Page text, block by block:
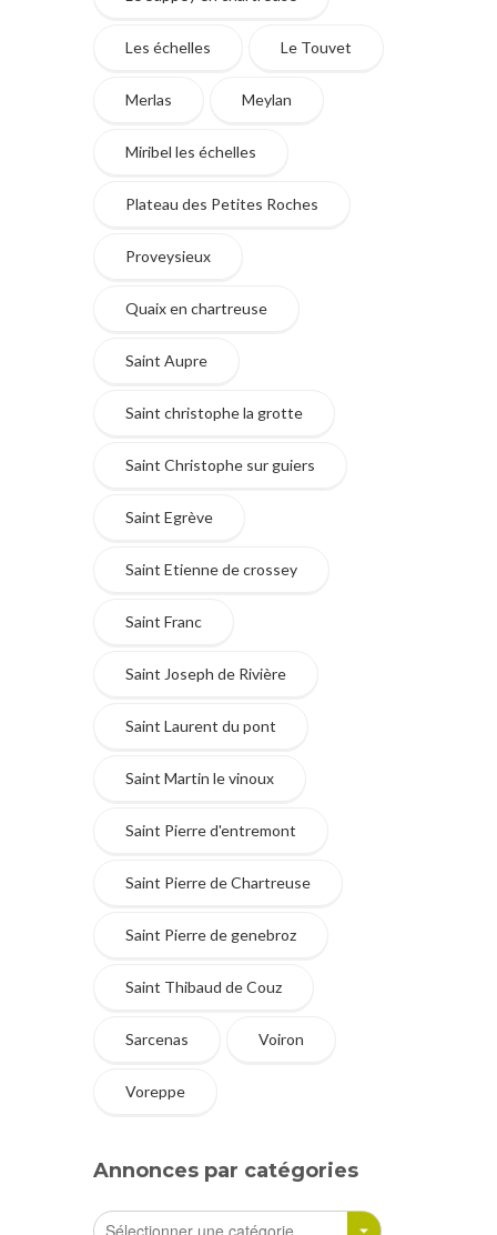
Les échelles Le Touvet
Merlas Meylan
Miribel les échelles
Plateau des Petites Roches
Proveysieux
Quaix en chartreuse
Saint Aupre
Saint christophe la grotte
Saint Christophe sur guiers
Saint Egrève
Saint Etienne de crossey
Saint Franc
Saint Joseph de Rivière
Saint Laurent du pont
Saint Martin le vinoux
Saint Pierre d'entremont
Saint Pierre de Chartreuse
Saint Pierre de genebroz
Saint Thibaud de Couz
Sarcenas Voiron
Voreppe
Annonces par catégories